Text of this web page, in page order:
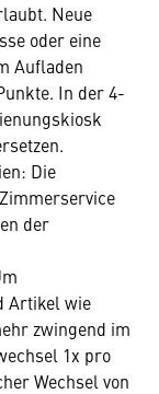
Neue
oder eine
Aufladen
In der 4-
Die
der
Artikel wie
zwingend im
1x pro
Wechsel von